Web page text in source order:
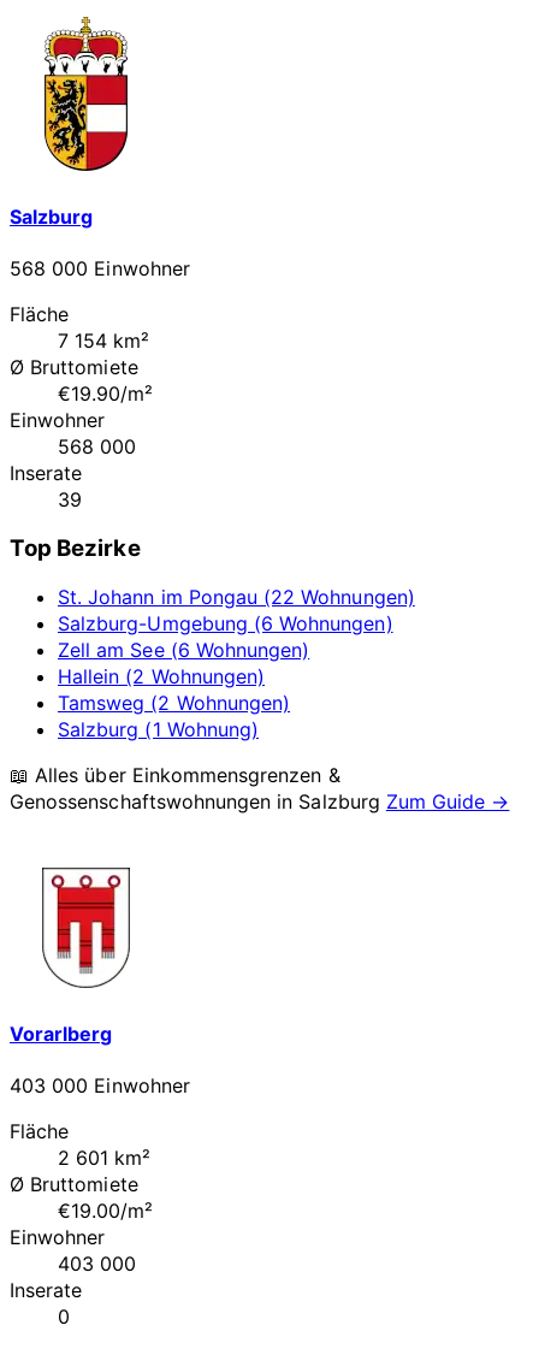
Salzburg
568 000 Einwohner
Fläche
7 154 km²
Ø Bruttomiete
€19.90/m²
Einwohner
568 000
Inserate
39
Top Bezirke
St. Johann im Pongau (22 Wohnungen)
Salzburg-Umgebung (6 Wohnungen)
Zell am See (6 Wohnungen)
Hallein (2 Wohnungen)
Tamsweg (2 Wohnungen)
Salzburg (1 Wohnung)
📖 Alles über Einkommensgrenzen &
Genossenschaftswohnungen in Salzburg Zum Guide →
Vorarlberg
403 000 Einwohner
Fläche
2 601 km²
Ø Bruttomiete
€19.00/m²
Einwohner
403 000
Inserate
0